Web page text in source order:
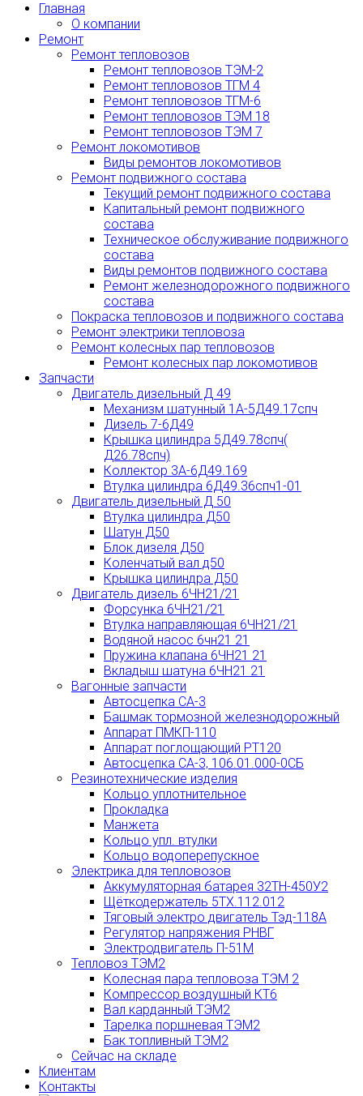
Главная
О компании
Ремонт
Ремонт тепловозов
Ремонт тепловозов ТЭМ-2
Ремонт тепловозов ТГМ 4
Ремонт тепловозов ТГМ-6
Ремонт тепловозов ТЭМ 18
Ремонт тепловозов ТЭМ 7
Ремонт локомотивов
Виды ремонтов локомотивов
Ремонт подвижного состава
Текущий ремонт подвижного состава
Капитальный ремонт подвижного
состава
Техническое обслуживание подвижного
состава
Виды ремонтов подвижного состава
Ремонт железнодорожного подвижного
состава
Покраска тепловозов и подвижного состава
Ремонт электрики тепловоза
Ремонт колесных пар тепловозов
Ремонт колесных пар локомотивов
Запчасти
Двигатель дизельный Д 49
Механизм шатунный 1А-5Д49.17спч
Дизель 7-6Д49
Крышка цилиндра 5Д49.78спч(
Д26.78спч)
Коллектор 3А-6Д49.169
Втулка цилиндра 6Д49.36спч1-01
Двигатель дизельный Д 50
Втулка цилиндра Д50
Шатун Д50
Блок дизеля Д50
Коленчатый вал д50
Крышка цилиндра Д50
Двигатель дизель 6ЧН21/21
Форсунка 6ЧН21/21
Втулка направляющая 6ЧН21/21
Водяной насос 6чн21 21
Пружина клапана 6ЧН21 21
Вкладыш шатуна 6ЧН21 21
Вагонные запчасти
Автосцепка СА-3
Башмак тормозной железнодорожный
Аппарат ПМКП-110
Аппарат поглощающий РТ120
Автосцепка СА-3, 106.01.000-0СБ
Резинотехнические изделия
Кольцо уплотнительное
Прокладка
Манжета
Кольцо упл. втулки
Кольцо водоперепускное
Электрика для тепловозов
Аккумуляторная батарея 32ТН-450У2
Щёткодержатель 5ТХ.112.012
Тяговый электро двигатель Тэд-118А
Регулятор напряжения РНВГ
Электродвигатель П-51М
Тепловоз ТЭМ2
Колесная пара тепловоза ТЭМ 2
Компрессор воздушный КТ6
Вал карданный ТЭМ2
Тарелка поршневая ТЭМ2
Бак топливный ТЭМ2
Сейчас на складе
Клиентам
Контакты